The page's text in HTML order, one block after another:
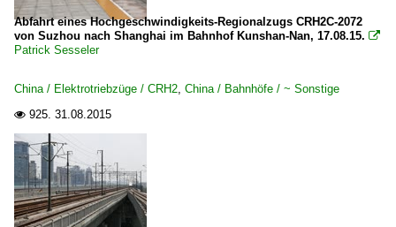
Abfahrt eines Hochgeschwindigkeits-Regionalzugs CRH2C-2072
von Suzhou nach Shanghai im Bahnhof Kunshan-Nan, 17.08.15. 
Patrick Sesseler
China / Elektrotriebzüge / CRH2, China / Bahnhöfe / ~ Sonstige
 925. 31.08.2015